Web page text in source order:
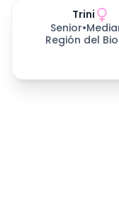
días esperando
Trini
Senior•
Región del